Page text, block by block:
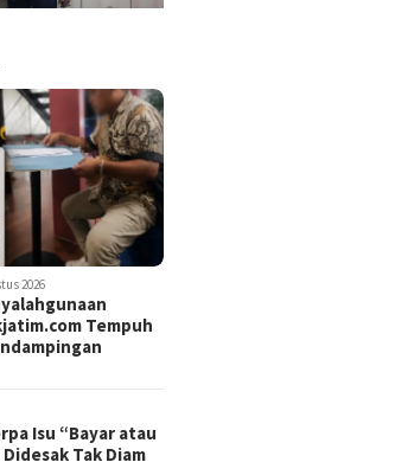
2026
Tempuh
Isu “Bayar atau
Tak Diam